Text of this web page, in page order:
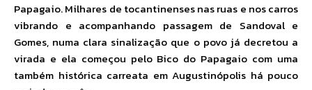
Papagaio. Milhares de tocantinenses nas ruas e nos carros
vibrando e acompanhando passagem de Sandoval e
Gomes, numa clara sinalização que o povo já decretou a
virada e ela começou pelo Bico do Papagaio com uma
também histórica carreata em Augustinópolis há pouco